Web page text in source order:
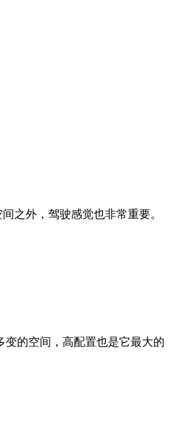
之外，驾驶感觉也非常重要。
的空间，高配置也是它最大的